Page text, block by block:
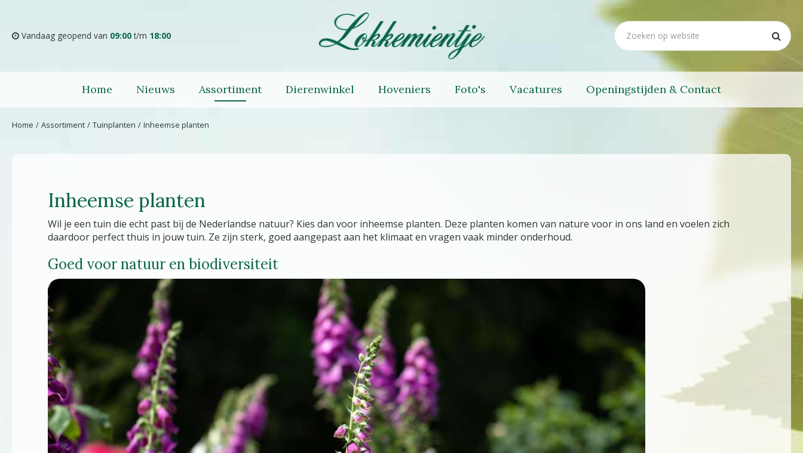
content
Home Assortiment Tuinplanten Inheemse planten
Vandaag geopend van 09:00t/m 18:00
Home Nieuws Assortiment Dierenwinkel Hoveniers Foto's Vacatures Openingstijden & Contact
Inheemse planten
Wil je een tuin die echt past bij de Nederlandse natuur? Kies dan voor inheemse planten. Deze planten komen van nature voor in ons land en voelen zich
daardoor perfect thuis in jouw tuin. Ze zijn sterk, goed aangepast aan het klimaat en vragen vaak minder onderhoud.
Goed voor natuur en biodiversiteit